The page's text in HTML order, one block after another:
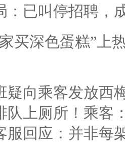
：已叫停招聘，
买深色蛋糕”上
疑向乘客发放西
队上厕所！乘客
服回应：并非每